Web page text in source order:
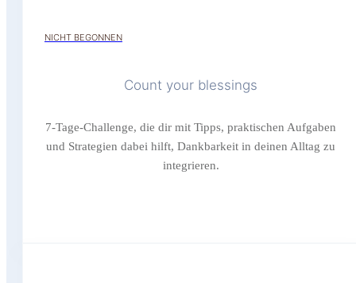
NICHT BEGONNEN
Count your blessings
7-Tage-Challenge, die dir mit Tipps, praktischen Aufgaben
und Strategien dabei hilft, Dankbarkeit in deinen Alltag zu
integrieren.